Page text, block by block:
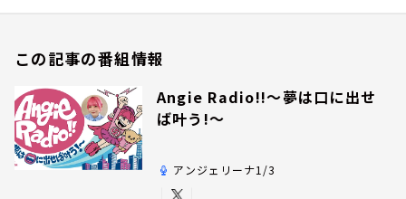
この記事の番組情報
Angie Radio!!～夢は口に出せ
ば叶う!～
アンジェリーナ1/3